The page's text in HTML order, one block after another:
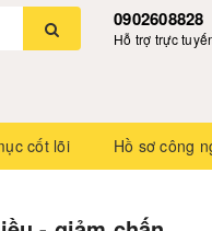
0902608828
Hỗ trợ trực
cốt lõi Hồ sơ công